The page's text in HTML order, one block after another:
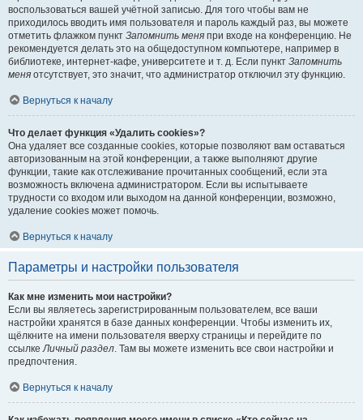
воспользоваться вашей учётной записью. Для того чтобы вам не
приходилось вводить имя пользователя и пароль каждый раз, вы можете
отметить флажком пункт Запомнить меня при входе на конференцию. Не
рекомендуется делать это на общедоступном компьютере, например в
библиотеке, интернет-кафе, университете и т. д. Если пункт Запомнить
меня отсутствует, это значит, что администратор отключил эту функцию.
Вернуться к началу
Что делает функция «Удалить cookies»?
Она удаляет все созданные cookies, которые позволяют вам оставаться
авторизованным на этой конференции, а также выполняют другие
функции, такие как отслеживание прочитанных сообщений, если эта
возможность включена администратором. Если вы испытываете
трудности со входом или выходом на данной конференции, возможно,
удаление cookies может помочь.
Вернуться к началу
Параметры и настройки пользователя
Как мне изменить мои настройки?
Если вы являетесь зарегистрированным пользователем, все ваши
настройки хранятся в базе данных конференции. Чтобы изменить их,
щёлкните на имени пользователя вверху страницы и перейдите по
ссылкеЛичный раздел. Там вы можете изменить все свои настройки и
предпочтения.
Вернуться к началу